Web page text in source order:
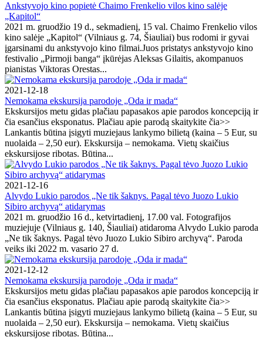
Ankstyvojo kino popietė Chaimo Frenkelio vilos kino salėje
„Kapitol“
2021 m. gruodžio 19 d., sekmadienį, 15 val. Chaimo Frenkelio vilos
kino salėje „Kapitol“ (Vilniaus g. 74, Šiauliai) bus rodomi ir gyvai
įgarsinami du ankstyvojo kino filmai.Juos pristatys ankstyvojo kino
festivalio „Pirmoji banga“ įkūrėjas Aleksas Gilaitis, akompanuos
pianistas Viktoras Orestas...
2021-12-18
Nemokama ekskursija parodoje „Oda ir mada“
Ekskursijos metu gidas plačiau papasakos apie parodos koncepciją ir
čia esančius eksponatus. Plačiau apie parodą skaitykite čia>>
Lankantis būtina įsigyti muziejaus lankymo bilietą (kaina – 5 Eur, su
nuolaida – 2,50 eur). Ekskursija – nemokama. Vietų skaičius
ekskursijose ribotas. Būtina...
2021-12-16
Alvydo Lukio parodos „Ne tik šaknys. Pagal tėvo Juozo Lukio
Sibiro archyvą“ atidarymas
2021 m. gruodžio 16 d., ketvirtadienį, 17.00 val. Fotografijos
muziejuje (Vilniaus g. 140, Šiauliai) atidaroma Alvydo Lukio paroda
„Ne tik šaknys. Pagal tėvo Juozo Lukio Sibiro archyvą“. Paroda
veiks iki 2022 m. vasario 27 d.
2021-12-12
Nemokama ekskursija parodoje „Oda ir mada“
Ekskursijos metu gidas plačiau papasakos apie parodos koncepciją ir
čia esančius eksponatus. Plačiau apie parodą skaitykite čia>>
Lankantis būtina įsigyti muziejaus lankymo bilietą (kaina – 5 Eur, su
nuolaida – 2,50 eur). Ekskursija – nemokama. Vietų skaičius
ekskursijose ribotas. Būtina...